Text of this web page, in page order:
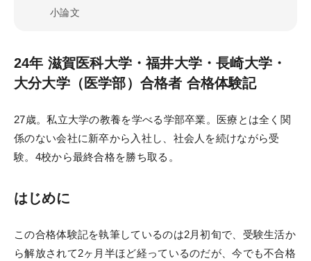
実戦シリーズ
物理化学シリーズ
動画・合格実績
合格実績
小論文
24年 滋賀医科大学・福井大学・長崎大学・
大分大学（医学部）合格者 合格体験記
27歳。私立大学の教養を学べる学部卒業。医療とは全く関
係のない会社に新卒から入社し、社会人を続けながら受
験。4校から最終合格を勝ち取る。
はじめに
この合格体験記を執筆しているのは2月初旬で、受験生活か
ら解放されて2ヶ月半ほど経っているのだが、今でも不合格